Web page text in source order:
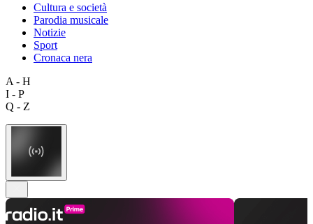
Cultura e società
Parodia musicale
Notizie
Sport
Cronaca nera
A - H
I - P
Q - Z